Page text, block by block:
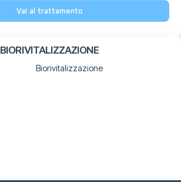
Vai al trattamento
BIORIVITALIZZAZIONE